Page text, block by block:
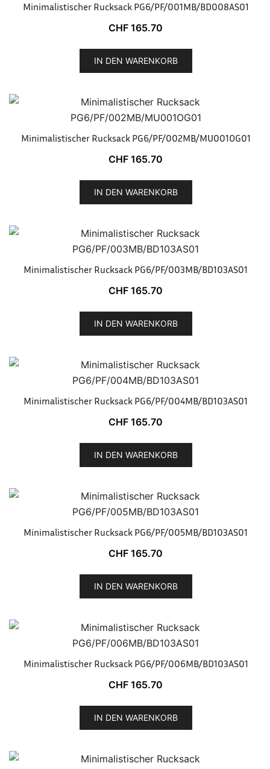
Minimalistischer Rucksack PG6/PF/001MB/BD008AS01
CHF 165.70
IN DEN WARENKORB
Minimalistischer Rucksack PG6/PF/002MB/MU001OG01
CHF 165.70
IN DEN WARENKORB
Minimalistischer Rucksack PG6/PF/003MB/BD103AS01
CHF 165.70
IN DEN WARENKORB
Minimalistischer Rucksack PG6/PF/004MB/BD103AS01
CHF 165.70
IN DEN WARENKORB
Minimalistischer Rucksack PG6/PF/005MB/BD103AS01
CHF 165.70
IN DEN WARENKORB
Minimalistischer Rucksack PG6/PF/006MB/BD103AS01
CHF 165.70
IN DEN WARENKORB